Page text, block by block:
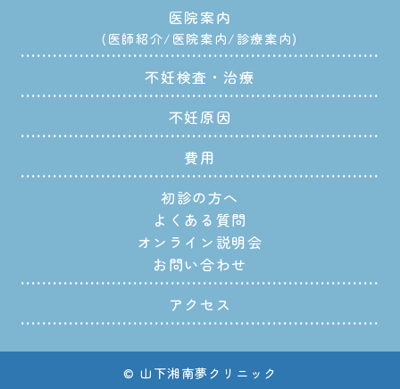
医院案内
医師紹介 医院案内 診療案内
不妊検査・治療
不妊原因
費用
初診の方へ
よくある質問
オンライン説明会
お問い合わせ
アクセス
© 山下湘南夢クリニック